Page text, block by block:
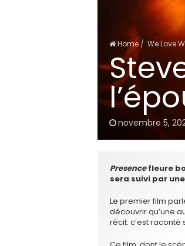
Home / We Love
novembre 5,
Presencefleure
sera suivi par
Le premier film
découvrir qu’une
récit: c’est